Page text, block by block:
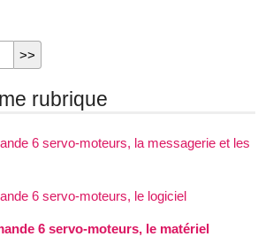
rubrique
6 servo-moteurs, la messagerie et les
6 servo-moteurs, le logiciel
6 servo-moteurs, le matériel